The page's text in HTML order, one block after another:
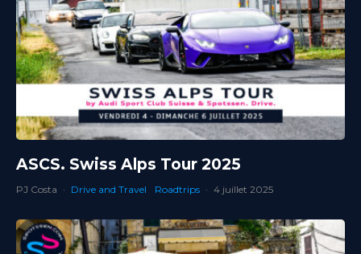
ASCS. Swiss Alps Tour 2025
PJ Costa · Drive and Travel Roadtrips · 4 juillet 2025